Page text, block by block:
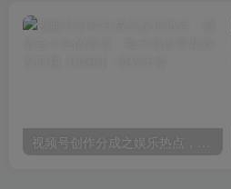
视频号创作分成之娱乐热点，最适合小白的赛道，每天赚点零花钱没问题【揭秘】